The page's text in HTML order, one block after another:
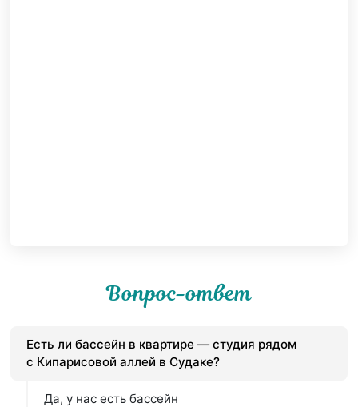
Вопрос-ответ
Есть ли бассейн в квартире — студия рядом
с Кипарисовой аллей в Судаке?
Да, у нас есть бассейн